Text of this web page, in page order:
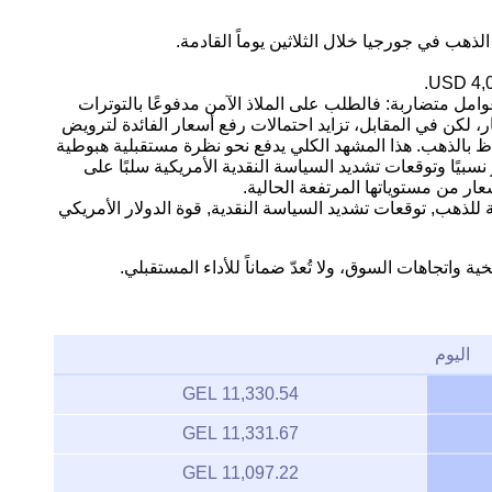
في جورجيا خلال الثلاثين يوماً القادمة.
متضاربة: فالطلب على الملاذ الآمن مدفوعًا بالتوترات
في المقابل، تزايد احتمالات رفع أسعار الفائدة لترويض
بالذهب. هذا المشهد الكلي يدفع نحو نظرة مستقبلية هبوطية
وتوقعات تشديد السياسة النقدية الأمريكية سلبًا على
من مستوياتها المرتفعة الحالية.
للذهب, توقعات تشديد السياسة النقدية, قوة الدولار الأمريكي
واتجاهات السوق، ولا تُعدّ ضماناً للأداء المستقبلي.
اليوم
11,330.54 GEL
11,331.67 GEL
11,097.22 GEL